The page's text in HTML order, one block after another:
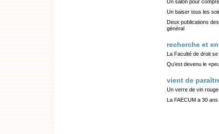
Un salon pour
Un baiser tous les
Deux publications
général
recherche et
La Faculté de droit
Qu’est devenu le
vient de
Un verre de vin
La FAECUM a 30